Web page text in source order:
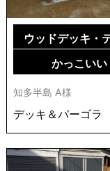
ウッドデッキ・
かっこいい
知多半島 A様
デッキ＆パーゴラ